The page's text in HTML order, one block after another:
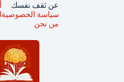
عن ثقف نفسك
سياسة الخصوصية
من نحن